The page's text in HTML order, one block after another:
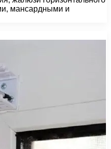
мансардными и